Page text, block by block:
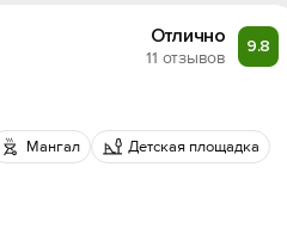
Отлично
11 отзывов
9.8
Мангал Детская площадка